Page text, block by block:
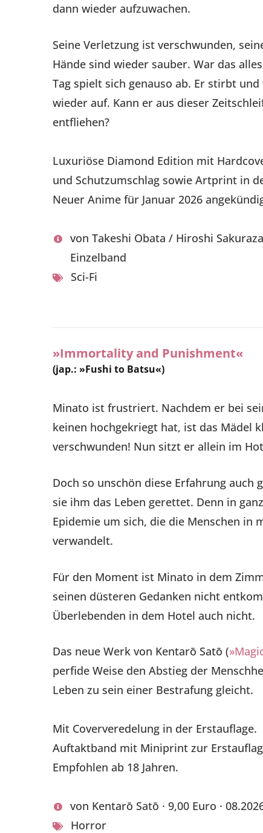
dann wieder aufzuwachen.
Seine Verletzung ist verschwunden,
Hände sind wieder sauber. War das
Tag spielt sich genauso ab. Er stirbt
wieder auf. Kann er aus dieser
entfliehen?
Luxuriöse Diamond Edition mit
und Schutzumschlag sowie Artprint in
Neuer Anime für Januar 2026
von Takeshi Obata / Hiroshi
Einzelband
Sci-Fi
»Immortality and Punishment«
(jap.: »Fushi to Batsu«)
Minato ist frustriert. Nachdem er bei
keinen hochgekriegt hat, ist das Mädel
verschwunden! Nun sitzt er allein im
Doch so unschön diese Erfahrung auch
sie ihm das Leben gerettet. Denn in
Epidemie um sich, die die Menschen in
verwandelt.
Für den Moment ist Minato in dem
seinen düsteren Gedanken nicht
Überlebenden in dem Hotel auch nicht.
Das neue Werk von Kentarō Satō (
perfide Weise den Abstieg der
Leben zu sein einer Bestrafung gleicht.
Mit Coververedelung in der Erstauflage.
Auftaktband mit Miniprint zur
Empfohlen ab 18 Jahren.
von Kentarō Satō · 9,00 Euro ·
Horror